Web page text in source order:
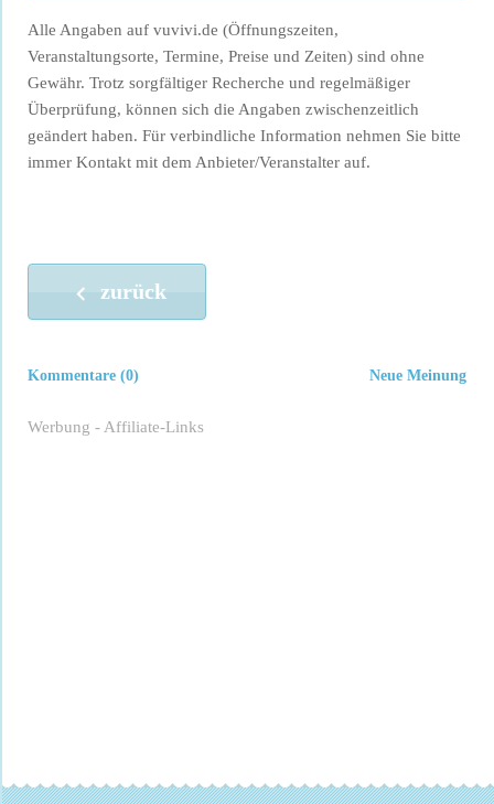
Alle Angaben auf vuvivi.de (Öffnungszeiten,
Veranstaltungsorte, Termine, Preise und Zeiten) sind ohne
Gewähr. Trotz sorgfältiger Recherche und regelmäßiger
Überprüfung, können sich die Angaben zwischenzeitlich
geändert haben. Für verbindliche Information nehmen Sie bitte
immer Kontakt mit dem Anbieter/Veranstalter auf.
zurück
Neue Meinung
Kommentare (0)
Werbung - Affiliate-Links